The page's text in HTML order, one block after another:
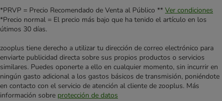
*PRVP = Precio Recomendado de Venta al Público ** Ver condiciones
*Precio normal = El precio más bajo que ha tenido el artículo en los
útimos 30 días.
zooplus tiene derecho a utilizar tu dirección de correo electrónico para
enviarte publicidad directa sobre sus propios productos o servicios
similares. Puedes oponerte a ello en cualquier momento, sin incurrir en
ningún gasto adicional a los gastos básicos de transmisión, poniéndote
en contacto con el servicio de atención al cliente de zooplus. Más
información sobre protección de datos